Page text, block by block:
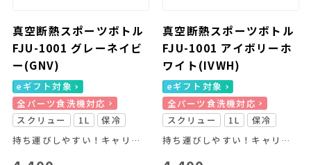
真空断熱スポーツボトル
FJU-1001 グレーネイビ
ー(GNV)
eギフト対象
全パーツ食洗機対応
スクリュー
1L
保冷
持ち運びしやすい！キャリーループ付きのスポーツボトル
真空断熱スポーツボトル
FJU-1001 アイボリーホ
ワイト(IVWH)
eギフト対象
全パーツ食洗機対応
スクリュー
1L
保冷
持ち運びしやすい！キャリーループ付きのスポーツボトル